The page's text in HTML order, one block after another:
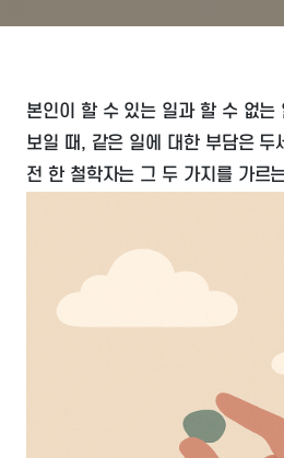
본인이 할 수 있는 일과 할 수 없는
보일 때, 같은 일에 대한 부담은 두
전 한 철학자는 그 두 가지를 가르